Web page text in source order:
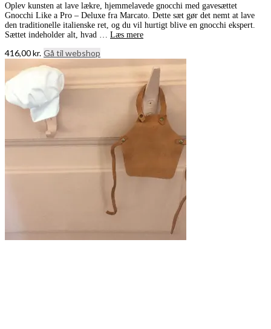
Oplev kunsten at lave lækre, hjemmelavede gnocchi med gavesættet
Gnocchi Like a Pro – Deluxe fra Marcato. Dette sæt gør det nemt at lave
den traditionelle italienske ret, og du vil hurtigt blive en gnocchi ekspert.
Sættet indeholder alt, hvad … Læs mere
416,00kr. Gå til webshop